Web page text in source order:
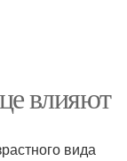
влияют
вида